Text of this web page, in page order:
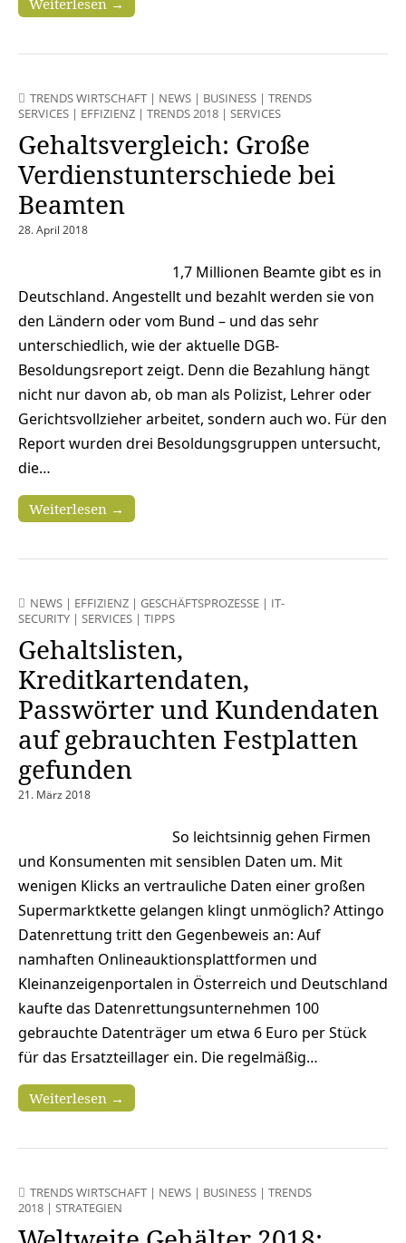
TRENDS WIRTSCHAFT | NEWS | BUSINESS | TRENDS
SERVICES | EFFIZIENZ | TRENDS 2018 | SERVICES
Gehaltsvergleich: Große
Verdienstunterschiede bei
Beamten
28. April 2018
1,7 Millionen Beamte gibt es in
Deutschland. Angestellt und bezahlt werden sie von
den Ländern oder vom Bund – und das sehr
unterschiedlich, wie der aktuelle DGB-
Besoldungsreport zeigt. Denn die Bezahlung hängt
nicht nur davon ab, ob man als Polizist, Lehrer oder
Gerichtsvollzieher arbeitet, sondern auch wo. Für den
Report wurden drei Besoldungsgruppen untersucht,
die…
Weiterlesen →
NEWS | EFFIZIENZ | GESCHÄFTSPROZESSE | IT-
SECURITY | SERVICES | TIPPS
Gehaltslisten,
Kreditkartendaten,
Passwörter und Kundendaten
auf gebrauchten Festplatten
gefunden
21. März 2018
So leichtsinnig gehen Firmen
und Konsumenten mit sensiblen Daten um. Mit
wenigen Klicks an vertrauliche Daten einer großen
Supermarktkette gelangen klingt unmöglich? Attingo
Datenrettung tritt den Gegenbeweis an: Auf
namhaften Onlineauktionsplattformen und
Kleinanzeigenportalen in Österreich und Deutschland
kaufte das Datenrettungsunternehmen 100
gebrauchte Datenträger um etwa 6 Euro per Stück
für das Ersatzteillager ein. Die regelmäßig…
Weiterlesen →
TRENDS WIRTSCHAFT | NEWS | BUSINESS | TRENDS
2018 | STRATEGIEN